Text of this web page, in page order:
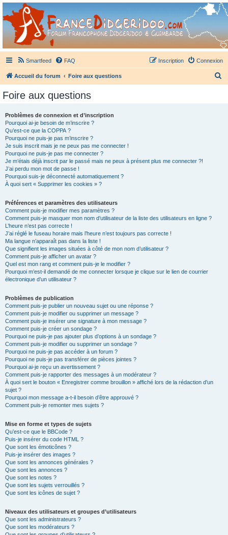
France Didgeridoo
Didgeridoo et Guimbarde sur France Didgeridoo - retrouvez la communauté.
Smartfeed FAQ Connexion
Inscription
Accueil du forum Foire aux questions
Foire aux questions
Problèmes de connexion et d’inscription
Pourquoi ai-je besoin de m’inscrire ?
Qu’est-ce que la COPPA ?
Pourquoi ne puis-je pas m’inscrire ?
Je suis inscrit mais je ne peux pas me connecter !
Pourquoi ne puis-je pas me connecter ?
Je m’étais déjà inscrit par le passé mais ne peux à présent plus me connecter ?!
J’ai perdu mon mot de passe !
Pourquoi suis-je déconnecté automatiquement ?
À quoi sert « Supprimer les cookies » ?
Préférences et paramètres des utilisateurs
Comment puis-je modifier mes paramètres ?
Comment puis-je masquer mon nom d’utilisateur de la liste des utilisateurs en ligne ?
L’heure n’est pas correcte !
J’ai réglé le fuseau horaire mais l’heure n’est toujours pas correcte !
Ma langue n’apparaît pas dans la liste !
Que signifient les images situées à côté de mon nom d’utilisateur ?
Comment puis-je afficher un avatar ?
Quel est mon rang et comment puis-je le modifier ?
Pourquoi m’est-il demandé de me connecter lorsque je clique sur le lien de courrier
électronique d’un utilisateur ?
Problèmes de publication
Comment puis-je publier un nouveau sujet ou une réponse ?
Comment puis-je modifier ou supprimer un message ?
Comment puis-je insérer une signature à mon message ?
Comment puis-je créer un sondage ?
Pourquoi ne puis-je pas ajouter plus d’options à un sondage ?
Comment puis-je modifier ou supprimer un sondage ?
Pourquoi ne puis-je pas accéder à un forum ?
Pourquoi ne puis-je pas transférer de pièces jointes ?
Pourquoi ai-je reçu un avertissement ?
Comment puis-je rapporter des messages à un modérateur ?
À quoi sert le bouton « Enregistrer comme brouillon » affiché lors de la rédaction d’un
sujet ?
Pourquoi mon message a-t-il besoin d’être approuvé ?
Comment puis-je remonter mes sujets ?
Mise en forme et types de sujets
Qu’est-ce que le BBCode ?
Puis-je insérer du code HTML ?
Que sont les émoticônes ?
Puis-je insérer des images ?
Que sont les annonces générales ?
Que sont les annonces ?
Que sont les notes ?
Que sont les sujets verrouillés ?
Que sont les icônes de sujet ?
Niveaux des utilisateurs et groupes d’utilisateurs
Que sont les administrateurs ?
Que sont les modérateurs ?